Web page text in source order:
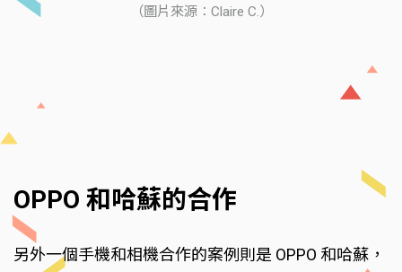
（圖片來源：Claire C.）
OPPO 和哈蘇的合作
另外一個手機和相機合作的案例則是 OPPO 和哈蘇，